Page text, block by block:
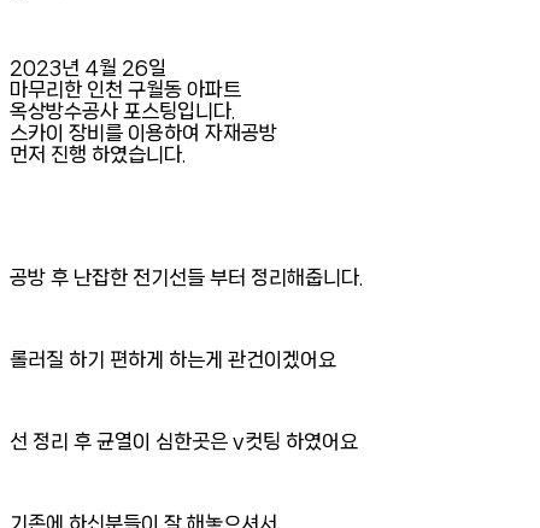
2023년 4월 26일
마무리한 인천 구월동 아파트
옥상방수공사 포스팅입니다.
스카이 장비를 이용하여 자재공방
먼저 진행 하였습니다.
공방 후 난잡한 전기선들 부터 정리해줍니다.
롤러질 하기 편하게 하는게 관건이겠어요
선 정리 후 균열이 심한곳은 v컷팅 하였어요
기존에 하신분들이 잘 해놓으셔서